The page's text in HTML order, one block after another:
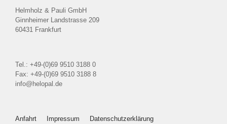
Helmholz & Pauli GmbH
Ginnheimer Landstrasse 209
60431 Frankfurt
Tel.: +49-(0)69 9510 3188 0
Fax: +49-(0)69 9510 3188 8
info@helopal.de
Anfahrt Impressum Datenschutzerklärung